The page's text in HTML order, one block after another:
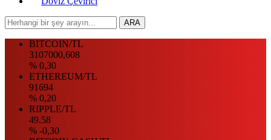
BITCOIN/TL
3107000,608
% 0,30
ETHEREUM/TL
91694
% 0,20
RIPPLE/TL
49.58
% -0,30